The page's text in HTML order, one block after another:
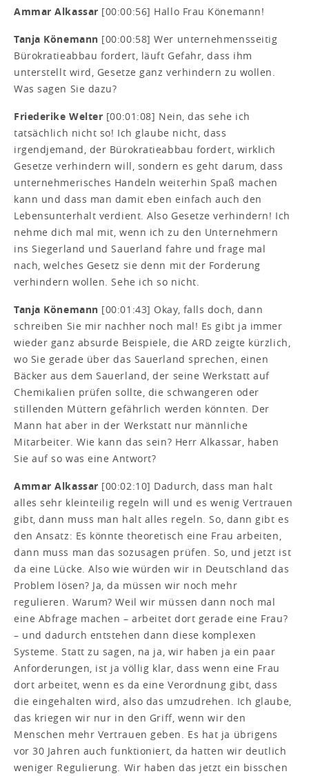
Ammar Alkassar [00:00:56] Hallo Frau Könemann!
Tanja Könemann [00:00:58] Wer unternehmensseitig
Bürokratieabbau fordert, läuft Gefahr, dass ihm
unterstellt wird, Gesetze ganz verhindern zu wollen.
Was sagen Sie dazu?
Friederike Welter [00:01:08] Nein, das sehe ich
tatsächlich nicht so! Ich glaube nicht, dass
irgendjemand, der Bürokratieabbau fordert, wirklich
Gesetze verhindern will, sondern es geht darum, dass
unternehmerisches Handeln weiterhin Spaß machen
kann und dass man damit eben einfach auch den
Lebensunterhalt verdient. Also Gesetze verhindern! Ich
nehme dich mal mit, wenn ich zu den Unternehmern
ins Siegerland und Sauerland fahre und frage mal
nach, welches Gesetz sie denn mit der Forderung
verhindern wollen. Sehe ich so nicht.
Tanja Könemann [00:01:43] Okay, falls doch, dann
schreiben Sie mir nachher noch mal! Es gibt ja immer
wieder ganz absurde Beispiele, die ARD zeigte kürzlich,
wo Sie gerade über das Sauerland sprechen, einen
Bäcker aus dem Sauerland, der seine Werkstatt auf
Chemikalien prüfen sollte, die schwangeren oder
stillenden Müttern gefährlich werden könnten. Der
Mann hat aber in der Werkstatt nur männliche
Mitarbeiter. Wie kann das sein? Herr Alkassar, haben
Sie auf so was eine Antwort?
Ammar Alkassar [00:02:10] Dadurch, dass man halt
alles sehr kleinteilig regeln will und es wenig Vertrauen
gibt, dann muss man halt alles regeln. So, dann gibt es
den Ansatz: Es könnte theoretisch eine Frau arbeiten,
dann muss man das sozusagen prüfen. So, und jetzt ist
da eine Lücke. Also wie würden wir in Deutschland das
Problem lösen? Ja, da müssen wir noch mehr
regulieren. Warum? Weil wir müssen dann noch mal
eine Abfrage machen – arbeitet dort gerade eine Frau?
– und dadurch entstehen dann diese komplexen
Systeme. Statt zu sagen, na ja, wir haben ja ein paar
Anforderungen, ist ja völlig klar, dass wenn eine Frau
dort arbeitet, wenn es da eine Verordnung gibt, dass
die eingehalten wird, also das umzudrehen. Ich glaube,
das kriegen wir nur in den Griff, wenn wir den
Menschen mehr Vertrauen geben. Es hat ja übrigens
vor 30 Jahren auch funktioniert, da hatten wir deutlich
weniger Regulierung. Wir haben das jetzt ein bisschen